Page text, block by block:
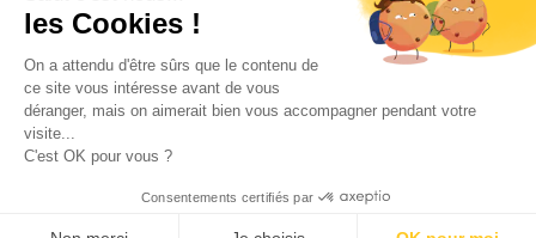
les Cookies !
On a attendu d'être sûrs que le contenu de
ce site vous intéresse avant de vous
déranger, mais on aimerait bien vous accompagner pendant votre
visite...
C'est OK pour vous ?
Consentements certifiés par